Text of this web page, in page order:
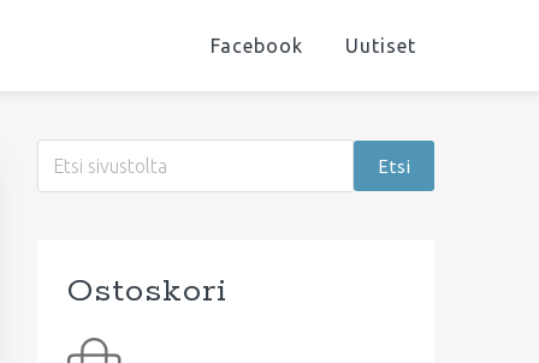
Facebook Uutiset
Ensisijainen
sivupalkki
Ostoskori